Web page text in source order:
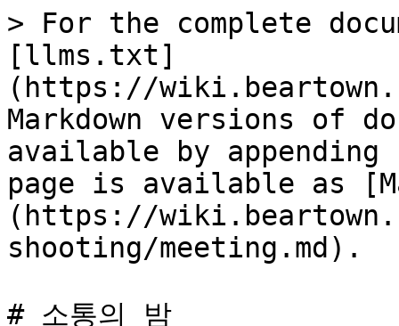
> For the complete
[llms.txt]
(https://
Markdown versions of
available by
page is available as
(https://
shooting/meeting.md).
# 소통의 밤